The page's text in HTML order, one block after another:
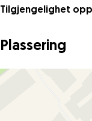
Tilgjengelighet
Plassering